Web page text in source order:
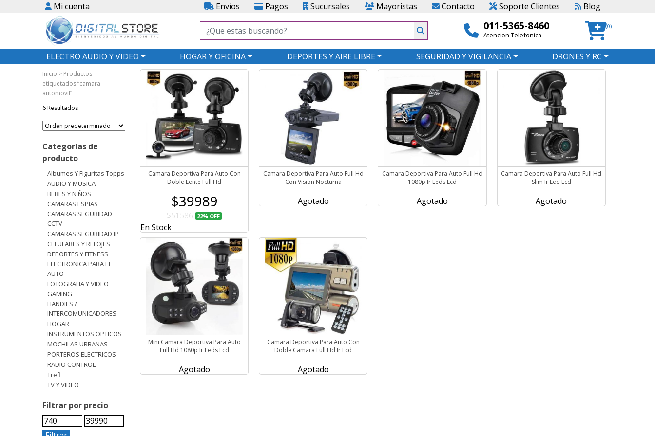
Mi cuenta Envíos Pagos Sucursales Mayoristas Contacto Soporte Clientes Blog
011-5365-8460
Atencion Telefonica
(0)
ELECTRO AUDIO Y VIDEO HOGAR Y OFICINA DEPORTES Y AIRE LIBRE SEGURIDAD Y VIGILANCIA DRONES Y RC
Inicio > Productos
etiquetados “camara
automovil”
6 Resultados
Categorías de
producto
Albumes Y Figuritas Topps
AUDIO Y MUSICA
BEBES Y NIÑOS
CAMARAS ESPIAS
CAMARAS SEGURIDAD
CCTV
CAMARAS SEGURIDAD IP
CELULARES Y RELOJES
DEPORTES Y FITNESS
ELECTRONICA PARA EL
AUTO
FOTOGRAFIA Y VIDEO
GAMING
HANDIES /
INTERCOMUNICADORES
HOGAR
INSTRUMENTOS OPTICOS
MOCHILAS URBANAS
PORTEROS ELECTRICOS
RADIO CONTROL
Trefl
TV Y VIDEO
Filtrar por precio
Camara Deportiva Para Auto Con
Doble Lente Full Hd
$39989
$51586 22% OFF
En Stock
Camara Deportiva Para Auto Full Hd
Con Vision Nocturna
Agotado
Camara Deportiva Para Auto Full Hd
1080p Ir Leds Lcd
Agotado
Camara Deportiva Para Auto Full Hd
Slim Ir Led Lcd
Agotado
Mini Camara Deportiva Para Auto
Full Hd 1080p Ir Leds Lcd
Agotado
Camara Deportiva Para Auto Con
Doble Camara Full Hd Ir Lcd
Agotado